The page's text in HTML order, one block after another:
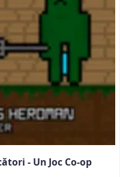
- Un Joc Co-op